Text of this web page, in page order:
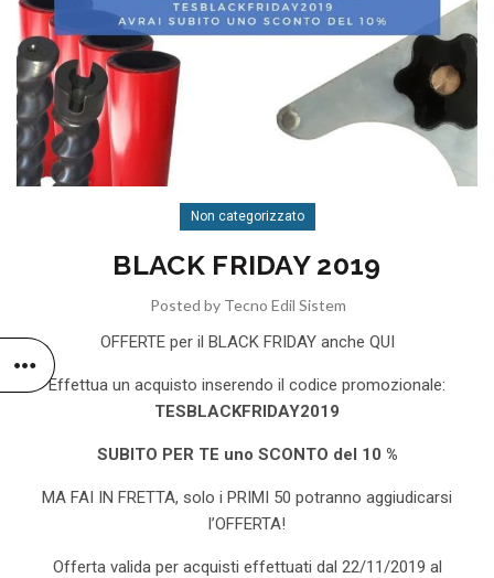
Non categorizzato
BLACK FRIDAY 2019
Posted by Tecno Edil Sistem
OFFERTE per il BLACK FRIDAY anche QUI
Effettua un acquisto inserendo il codice promozionale:
TESBLACKFRIDAY2019
SUBITO PER TE uno SCONTO del 10 %
MA FAI IN FRETTA, solo i PRIMI 50 potranno aggiudicarsi
l’OFFERTA!
Offerta valida per acquisti effettuati dal 22/11/2019 al